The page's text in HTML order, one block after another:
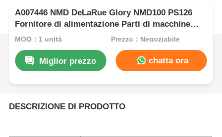
A007446 NMD DeLaRue Glory NMD100 PS126
Fornitore di alimentazione Parti di macchine
ATM
MOQ：1 unità Prezzo：Negoziabile
Miglior prezzo chatta ora
DESCRIZIONE DI PRODOTTO